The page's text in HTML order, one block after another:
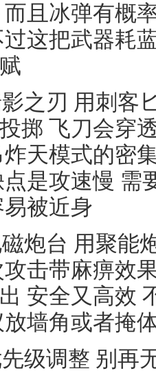
且冰弹有概
这把武器耗
之刃 用刺客
掷 飞刀会穿
天模式的密
是攻速慢 需
被近身
炮台 用聚能
击带麻痹效
安全又高效
墙角或者掩
级调整 别再